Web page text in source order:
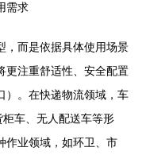
需求
，而是依据具体使用场景
更注重舒适性、安全配置
）。在快递物流领域，车
柜车、无人配送车等形
作业领域，如环卫、市